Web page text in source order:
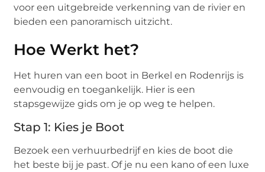
voor een uitgebreide verkenning van de rivier en
bieden een panoramisch uitzicht.
Hoe Werkt het?
Het huren van een boot in Berkel en Rodenrijs is
eenvoudig en toegankelijk. Hier is een
stapsgewijze gids om je op weg te helpen.
Stap 1: Kies je Boot
Bezoek een verhuurbedrijf en kies de boot die
het beste bij je past. Of je nu een kano of een luxe